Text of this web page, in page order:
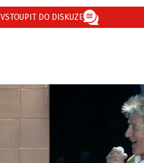
VSTOUPIT DO DISKUZE